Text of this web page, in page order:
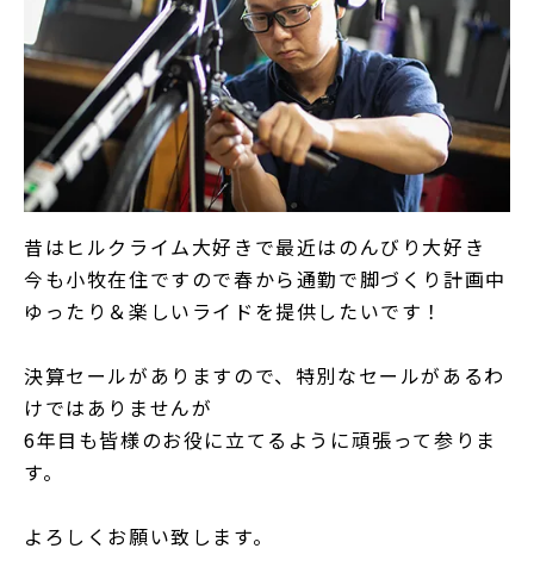
昔はヒルクライム大好きで最近はのんびり大好き
今も小牧在住ですので春から通勤で脚づくり計画中
ゆったり＆楽しいライドを提供したいです！
決算セールがありますので、特別なセールがあるわ
けではありませんが
6年目も皆様のお役に立てるように頑張って参りま
す。
よろしくお願い致します。